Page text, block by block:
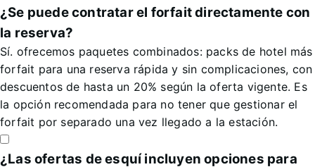
¿Se puede contratar el forfait directamente con
la reserva?
Sí. ofrecemos paquetes combinados: packs de hotel más
forfait para una reserva rápida y sin complicaciones, con
descuentos de hasta un 20% según la oferta vigente. Es
la opción recomendada para no tener que gestionar el
forfait por separado una vez llegado a la estación.
¿Las ofertas de esquí incluyen opciones para